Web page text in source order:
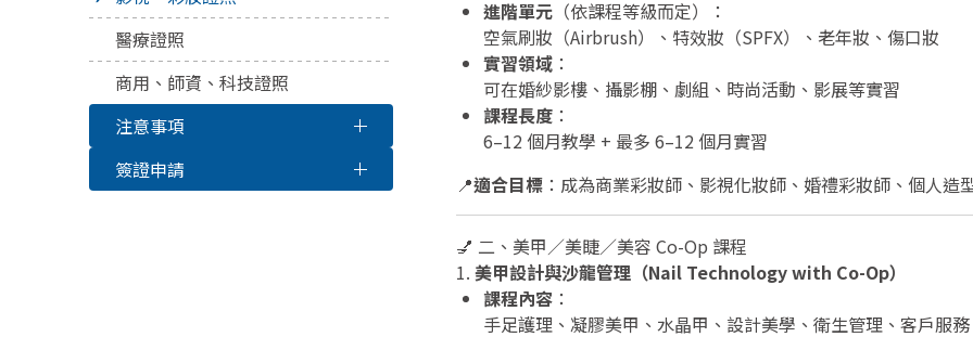
醫療證照
商用、師資、科技證照
注意事項
簽證申請
進階單元 （依課程等級而定）：
空氣刷妝（Airbrush）、特效妝（SPFX）、老年妝、傷口妝
實習領域 ：
可在婚紗影樓、攝影棚、劇組、時尚活動、影展等實習
課程長度 ：
6–12 個月教學 + 最多 6–12 個月實習
📍適合目標 ：成為商業彩妝師、影視化妝師、婚禮彩妝師、個人造
💅 二、美甲／美睫／美容 Co-Op 課程
1. 美甲設計與沙龍管理（Nail Technology with Co-Op）
課程內容 ：
手足護理、凝膠美甲、水晶甲、設計美學、衛生管理、客戶服務